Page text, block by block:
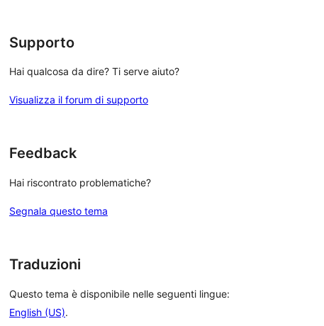
Supporto
Hai qualcosa da dire? Ti serve aiuto?
Visualizza il forum di supporto
Feedback
Hai riscontrato problematiche?
Segnala questo tema
Traduzioni
Questo tema è disponibile nelle seguenti lingue:
English (US).